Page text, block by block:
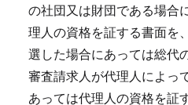
の社団又は財団である場合
理人の資格を証する書面を
選した場合にあっては総代
審査請求人が代理人によっ
あっては代理人の資格を証